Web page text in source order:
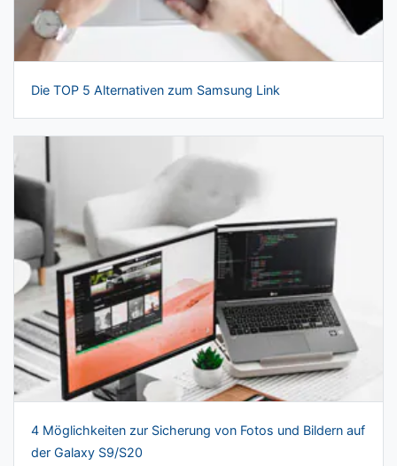
Die TOP 5 Alternativen zum Samsung Link
4 Möglichkeiten zur Sicherung von Fotos und Bildern auf
der Galaxy S9/S20